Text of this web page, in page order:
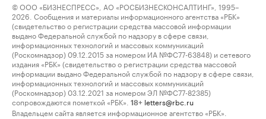
© ООО «БИЗНЕСПРЕСС», АО «РОСБИЗНЕСКОНСАЛТИНГ», 1995–
2026. Сообщения и материалы информационного агентства «РБК»
(свидетельство о регистрации средства массовой информации
выдано Федеральной службой по надзору в сфере связи,
информационных технологий и массовых коммуникаций
(Роскомнадзор) 09.12.2015 за номером ИА №ФС77-63848) и сетевого
издания «РБК» (свидетельство о регистрации средства массовой
информации выдано Федеральной службой по надзору в сфере связи,
информационных технологий и массовых коммуникаций
(Роскомнадзор) 03.12.2021 за номером ЭЛ №ФС77-82385)
сопровождаются пометкой «РБК».
18+ letters@rbc.ru
Владельцем сайта является информационное агентство «РБК».